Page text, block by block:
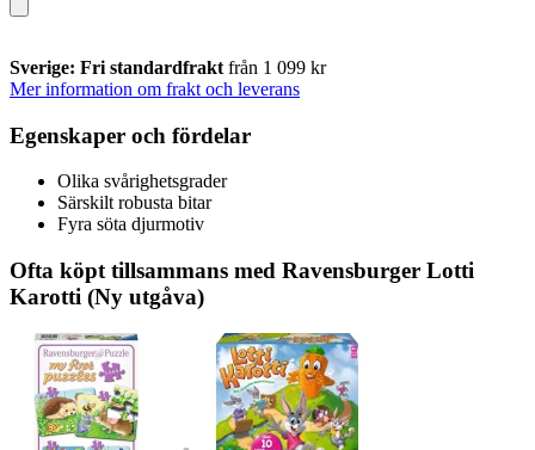
Sverige: Fri standardfrakt från 1 099 kr
Mer information om frakt och leverans
Egenskaper och fördelar
Olika svårighetsgrader
Särskilt robusta bitar
Fyra söta djurmotiv
Ofta köpt tillsammans med Ravensburger Lotti
Karotti (Ny utgåva)